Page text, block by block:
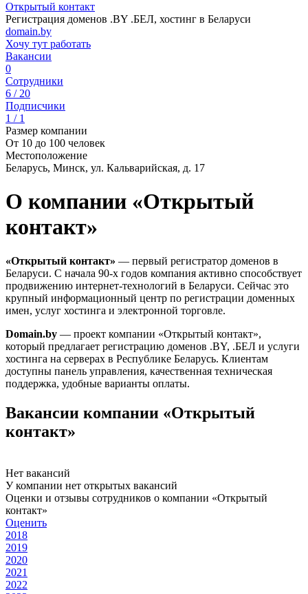
Открытый контакт
Регистрация доменов .BY .БЕЛ, хостинг в Беларуси
domain.by
Хочу тут работать
Вакансии
0
Сотрудники
6 / 20
Подписчики
1 / 1
Размер компании
От 10 до 100 человек
Местоположение
Беларусь, Минск, ул. Кальварийская, д. 17
О компании «Открытый
контакт»
«Открытый контакт» — первый регистратор доменов в
Беларуси. С начала 90-х годов компания активно способствует
продвижению интернет-технологий в Беларуси. Сейчас это
крупный информационный центр по регистрации доменных
имен, услуг хостинга и электронной торговле.
Domain.by — проект компании «Открытый контакт»,
который предлагает регистрацию доменов .BY, .БЕЛ и услуги
хостинга на серверах в Республике Беларусь. Клиентам
доступны панель управления, качественная техническая
поддержка, удобные варианты оплаты.
Вакансии компании «Открытый
контакт»
Нет вакансий
У компании нет открытых вакансий
Оценки и отзывы сотрудников о компании «Открытый
контакт»
Оценить
2018
2019
2020
2021
2022